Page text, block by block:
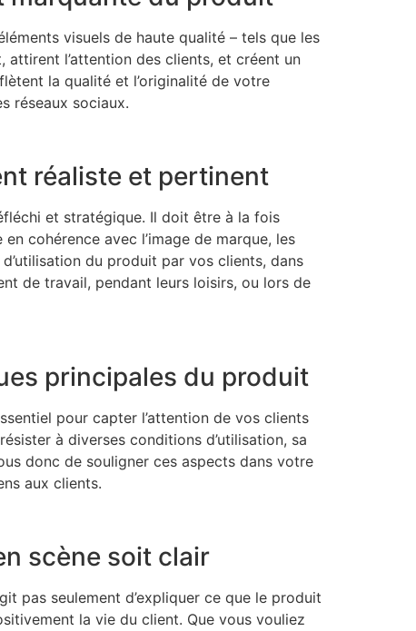
visuels de haute qualité – tels que les
l’attention des clients, et créent un
la qualité et l’originalité de votre
réseaux sociaux.
réaliste et pertinent
et stratégique. Il doit être à la fois
cohérence avec l’image de marque, les
du produit par vos clients, dans
de travail, pendant leurs loisirs, ou lors de
principales du produit
pour capter l’attention de vos clients
à diverses conditions d’utilisation, sa
donc de souligner ces aspects dans votre
aux clients.
scène soit clair
pas seulement d’expliquer ce que le produit
la vie du client. Que vous vouliez